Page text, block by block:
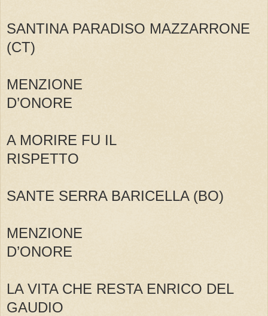
SANTINA PARADISO MAZZARRONE
(CT)
MENZIONE
D’ONORE
A MORIRE FU IL
RISPETTO
SANTE SERRA BARICELLA (BO)
MENZIONE
D’ONORE
LA VITA CHE RESTA ENRICO DEL
GAUDIO